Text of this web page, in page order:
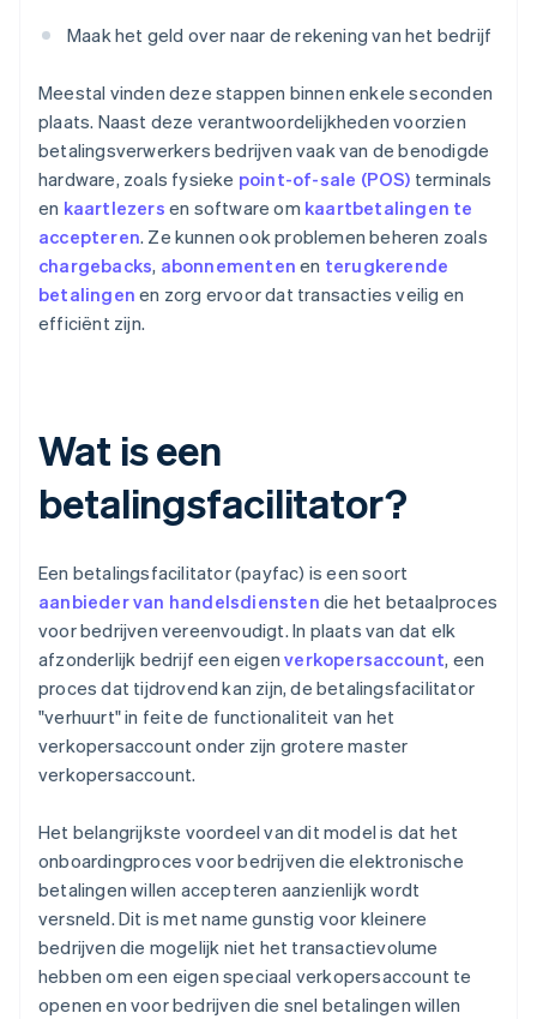
Maak het geld over naar de rekening van het bedrijf
Meestal vinden deze stappen binnen enkele seconden
plaats. Naast deze verantwoordelijkheden voorzien
betalingsverwerkers bedrijven vaak van de benodigde
hardware, zoals fysieke point-of-sale (POS) terminals
en kaartlezers en software om kaartbetalingen te
accepteren. Ze kunnen ook problemen beheren zoals
chargebacks, abonnementen en terugkerende
betalingen en zorg ervoor dat transacties veilig en
efficiënt zijn.
Wat is een
betalingsfacilitator?
Een betalingsfacilitator (payfac) is een soort
aanbieder van handelsdiensten die het betaalproces
voor bedrijven vereenvoudigt. In plaats van dat elk
afzonderlijk bedrijf een eigenverkopersaccount, een
proces dat tijdrovend kan zijn, de betalingsfacilitator
"verhuurt" in feite de functionaliteit van het
verkopersaccount onder zijn grotere master
verkopersaccount.
Het belangrijkste voordeel van dit model is dat het
onboardingproces voor bedrijven die elektronische
betalingen willen accepteren aanzienlijk wordt
versneld. Dit is met name gunstig voor kleinere
bedrijven die mogelijk niet het transactievolume
hebben om een eigen speciaal verkopersaccount te
openen en voor bedrijven die snel betalingen willen